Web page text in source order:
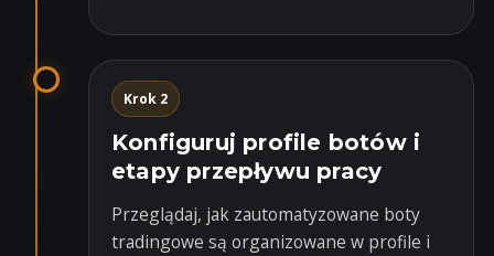
Krok 2
Konfiguruj profile botów i
etapy przepływu pracy
Przeglądaj, jak zautomatyzowane boty
tradingowe są organizowane w profile i